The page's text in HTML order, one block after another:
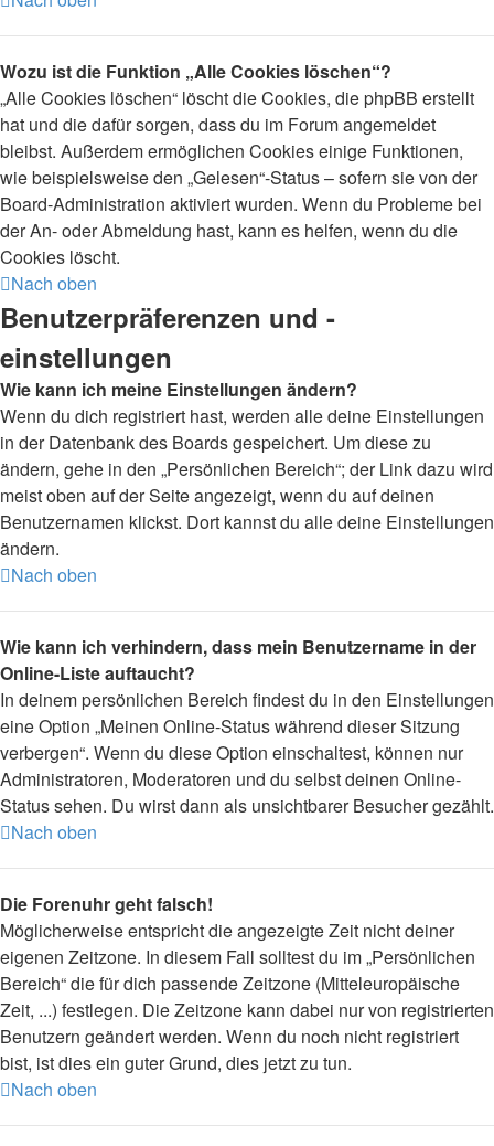
Wozu ist die Funktion „Alle Cookies löschen“?
„Alle Cookies löschen“ löscht die Cookies, die phpBB erstellt
hat und die dafür sorgen, dass du im Forum angemeldet
bleibst. Außerdem ermöglichen Cookies einige Funktionen,
wie beispielsweise den „Gelesen“-Status – sofern sie von der
Board-Administration aktiviert wurden. Wenn du Probleme bei
der An- oder Abmeldung hast, kann es helfen, wenn du die
Cookies löscht.
Nach oben
Benutzerpräferenzen und -
einstellungen
Wie kann ich meine Einstellungen ändern?
Wenn du dich registriert hast, werden alle deine Einstellungen
in der Datenbank des Boards gespeichert. Um diese zu
ändern, gehe in den „Persönlichen Bereich“; der Link dazu wird
meist oben auf der Seite angezeigt, wenn du auf deinen
Benutzernamen klickst. Dort kannst du alle deine Einstellungen
ändern.
Nach oben
Wie kann ich verhindern, dass mein Benutzername in der
Online-Liste auftaucht?
In deinem persönlichen Bereich findest du in den Einstellungen
eine Option „Meinen Online-Status während dieser Sitzung
verbergen“. Wenn du diese Option einschaltest, können nur
Administratoren, Moderatoren und du selbst deinen Online-
Status sehen. Du wirst dann als unsichtbarer Besucher gezählt.
Nach oben
Die Forenuhr geht falsch!
Möglicherweise entspricht die angezeigte Zeit nicht deiner
eigenen Zeitzone. In diesem Fall solltest du im „Persönlichen
Bereich“ die für dich passende Zeitzone (Mitteleuropäische
Zeit, ...) festlegen. Die Zeitzone kann dabei nur von registrierten
Benutzern geändert werden. Wenn du noch nicht registriert
bist, ist dies ein guter Grund, dies jetzt zu tun.
Nach oben